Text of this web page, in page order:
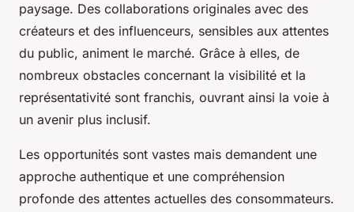
paysage. Des collaborations originales avec des
créateurs et des influenceurs, sensibles aux attentes
du public, animent le marché. Grâce à elles, de
nombreux obstacles concernant la visibilité et la
représentativité sont franchis, ouvrant ainsi la voie à
un avenir plus inclusif.
Les opportunités sont vastes mais demandent une
approche authentique et une compréhension
profonde des attentes actuelles des consommateurs.